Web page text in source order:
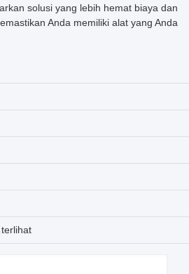
solusi yang lebih hemat biaya dan
Anda memiliki alat yang Anda